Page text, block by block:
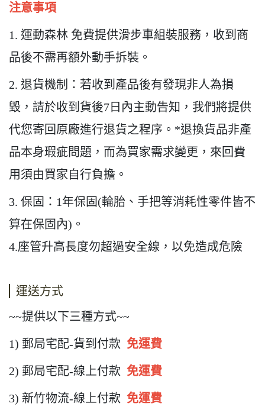
注意事項
1. 運動森林 免費提供滑步車組裝服務，收到商
品後不需再額外動手拆裝。
2. 退貨機制：若收到產品後有發現非人為損
毀，請於收到貨後7日內主動告知，我們將提供
代您寄回原廠進行退貨之程序。*退換貨品非產
品本身瑕疵問題，而為買家需求變更，來回費
用須由買家自行負擔。
3. 保固：1年保固(輪胎、手把等消耗性零件皆不
算在保固內)。
4.座管升高長度勿超過安全線，以免造成危險
運送方式
~~提供以下三種方式~~
1) 郵局宅配-貨到付款 免運費
2) 郵局宅配-線上付款 免運費
3) 新竹物流-線上付款 免運費